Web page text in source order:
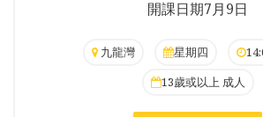
開課日期7月9日
九龍灣 星期四
13歲或以上 成人